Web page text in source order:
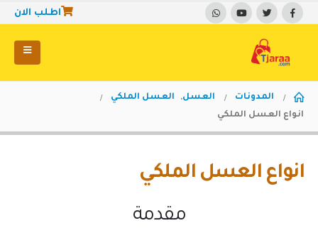
اطلب الان
المدونات العسل,
العسل الملكي
انواع العسل الملكي
انواع العسل الملكي
مقدمة